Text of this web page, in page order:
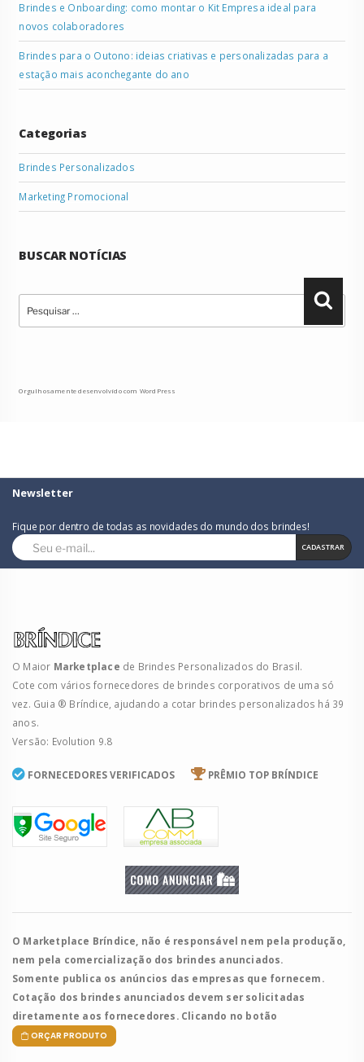
Brindes e Onboarding: como montar o Kit Empresa ideal para
novos colaboradores
Brindes para o Outono: ideias criativas e personalizadas para a
estação mais aconchegante do ano
Categorias
Brindes Personalizados
Marketing Promocional
BUSCAR NOTÍCIAS
por:
Orgulhosamente desenvolvido com WordPress
Newsletter
Fique por dentro de todas as novidades do mundo dos brindes!
CADASTRAR
O Maior Marketplace de Brindes Personalizados do Brasil.
Cote com vários fornecedores de brindes corporativos de uma só
vez. Guia ® Bríndice, ajudando a cotar brindes personalizados há 39
anos.
Versão: Evolution 9.8
FORNECEDORES VERIFICADOS PRÊMIO TOP BRÍNDICE
O Marketplace Bríndice, não é responsável nem pela produção,
nem pela comercialização dos brindes anunciados.
Somente publica os anúncios das empresas que fornecem.
Cotação dos brindes anunciados devem ser solicitadas
diretamente aos fornecedores. Clicando no botão
ORÇAR PRODUTO